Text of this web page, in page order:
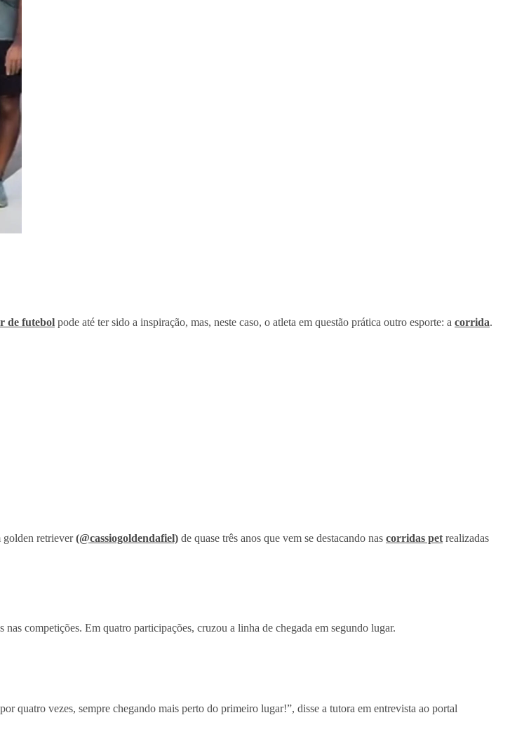
de futebol pode até ter sido a inspiração, mas, neste caso, o atleta em questão prática outro esporte: a corrida.
golden retriever(@cassiogoldendafiel) de quase três anos que vem se destacando nas corridas pet realizadas
nas competições. Em quatro participações, cruzou a linha de chegada em segundo lugar.
quatro vezes, sempre chegando mais perto do primeiro lugar!”, disse a tutora em entrevista ao portal